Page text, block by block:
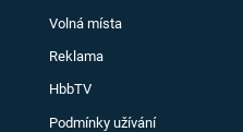
Volná místa
Reklama
HbbTV
Podmínky užívání